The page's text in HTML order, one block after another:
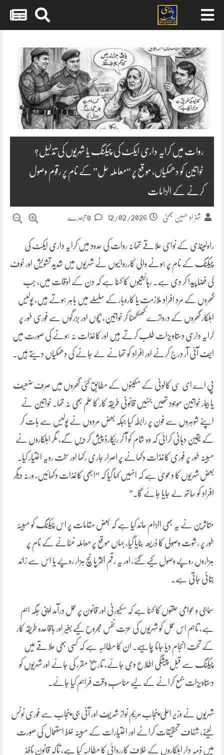
content
روات میں کرایہ داری ایکٹ کی چیکنگ یا شہریوں کی تذلیل؟
خواتین کو دھمکیاں، موقع پر “معاملہ حل” کے نام پر رقوم وصول
کرنے کے الزامات
شہزاد حسین بھٹی 12/02/2026
راولپنڈی کے نواحی علاقے تھانہ روات کی حدود میں کرایہ داری ایکٹ کی
چیکنگ کے نام پر ہونے والی کارروائیوں نے شہریوں میں شدید تشویش اور خوف
کی فضا پیدا کر دی ہے۔ رہائشیوں کا کہنا ہے کہ دن کے اوقات میں، جب
گھروں کے مرد افراد ملازمت یا کاروبار کے سلسلے میں باہر ہوتے ہیں، پولیس
اہلکار گھروں کے دروازے کھٹکھٹا کر خواتین، بچوں اور بزرگوں سے فوری طور پر
کرایہ داری دستاویزات طلب کرتے ہیں اور کاغذات نہ ہونے کی صورت میں
ایف آئی آر درج کرنے اور افراد کو تھانے لے جانے کی دھمکیاں دیتے ہیں۔
پی اے ای سی کالونی کے مکینوں کے مطابق کئی گھروں میں صرف ضعیف
یا بیمار خواتین موجود تھیں جنہیں قانونی طریقہ کار کا علم بھی نہ تھا۔ خواتین نے
اپنے شوہروں سے فون پر رابطہ کیا جبکہ بعض مردوں نے پولیس سے بات کر
کے یقین دہانی کرائی کہ وہ شام کو آ کر ریکارڈ پیش کر دیں گے، مگر اہلکاروں نے
مبینہ طور پر فوری کاغذات دکھانے پر اصرار جاری رکھا اور سخت رویہ اختیار کیا۔
بعض شہریوں کا دعویٰ ہے کہ انہیں کہا گیا کہ “ابھی کاغذات دکھائیں، ورنہ دیگر
افراد کو ساتھ لے جایا جائے گا۔”
متاثرین نے یہ بھی الزام عائد کیا ہے کہ بعض مقامات پر اس چیکنگ کو مبینہ
طور پر رشوت وصولی کا ذریعہ بنایا گیا، جہاں موقع پر معاملہ نمٹانے کے نام پر
ہزاروں روپے وصول کیے گئے، اور یہ رقم اکثر پانچ ہزار روپے یا اس سے زائد
بتائی جاتی ہے۔
سماجی و عوامی حلقوں کا کہنا ہے کہ سکیورٹی اور قانون پر عمل درآمد اپنی جگہ اہم
ہے، تاہم اس عمل کو شہریوں کی عزتِ نفس مجروح کیے بغیر اور باقاعدہ طریقہ کار
کے تحت انجام دیا جانا چاہیے۔ ان کا مطالبہ ہے کہ کسی بھی علاقے میں
چیکنگ سے قبل پیشگی اطلاع دی جائے، تاریخ مقرر کی جائے اور شہریوں کو
دستاویزات جمع کرانے کے لیے مناسب وقت فراہم کیا جائے۔
شہریوں نے وزیر اعلیٰ پنجاب مریم نواز شریف اور آئی جی پنجاب سے فوری نوٹس
لینے، شفاف تحقیقات کرانے اور اختیارات کے مبینہ غلط استعمال کی صورت
میں ذمہ دار اہلکاروں کے خلاف کارروائی کا مطالبہ کیا ہے، تاکہ قانون نافذ